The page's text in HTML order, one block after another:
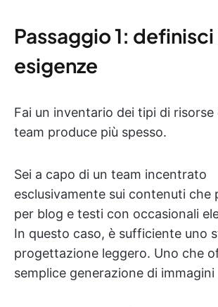
Passaggio 1:
esigenze
Fai un inventario dei tipi di risorse
team produce più spesso.
Sei a capo di un team incentrato
esclusivamente sui contenuti che
per blog e testi con occasionali
In questo caso, è sufficiente uno
progettazione leggero. Uno che
semplice generazione di immagini